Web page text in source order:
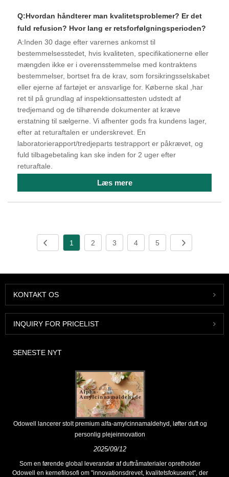
Q:Hvordan håndterer man kvalitetsproblemer? Er det
fuld refusion? Hvor lang er retsforfølgningsperioden?
A:Inden 30 dage efter varernes ankomst til
bestemmelsesstedet, hvis kvaliteten, specifikationerne eller
mængden ikke er i overensstemmelse med kontraktens
bestemmelser, bortset fra de krav, som forsikringsselskabet
eller ejerne af fartøjet er ansvarlige for. Køberne skal ,har
ret til på grundlag af inspektionsattesten udstedt af
tredjemand og de tilhørende dokumenter at kræve
erstatning til sælgerne. Vi afhenter gods fra kundens lager,
efter at returaftalen er underskrevet. En
laboratorierapport/tredjeparts testrapport er påkrævet, og
fuld tilbagebetaling kan ske inden for 2 uger efter
returaftale.
Læs mere
1 2 3 4 5
KONTAKT OS
INQUIRY FOR PRICELIST
SENESTE NYT
Odowell lancerer stolt premium alfa-amylcinnamaldehyd, løfter duft og
personlig plejeinnovation
2025/09/12
Som en førende global leverandør af duftråmaterialer opretholder
Odowell en kernefilosofi om "innovationsdrevet, kvalitetsfokuseret", der